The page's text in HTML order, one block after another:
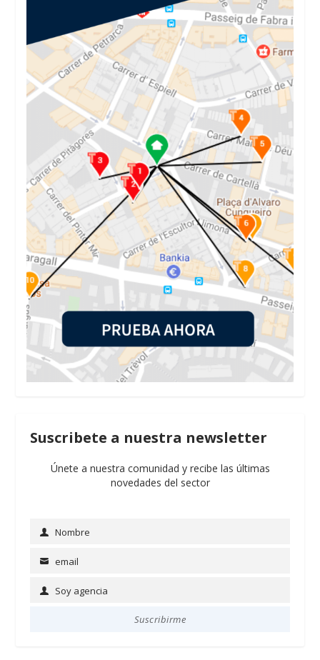
Suscribete a nuestra newsletter
Únete a nuestra comunidad y recibe las últimas
novedades del sector
NameNombre
Email email
Soy
Soy agencia
Suscribirme